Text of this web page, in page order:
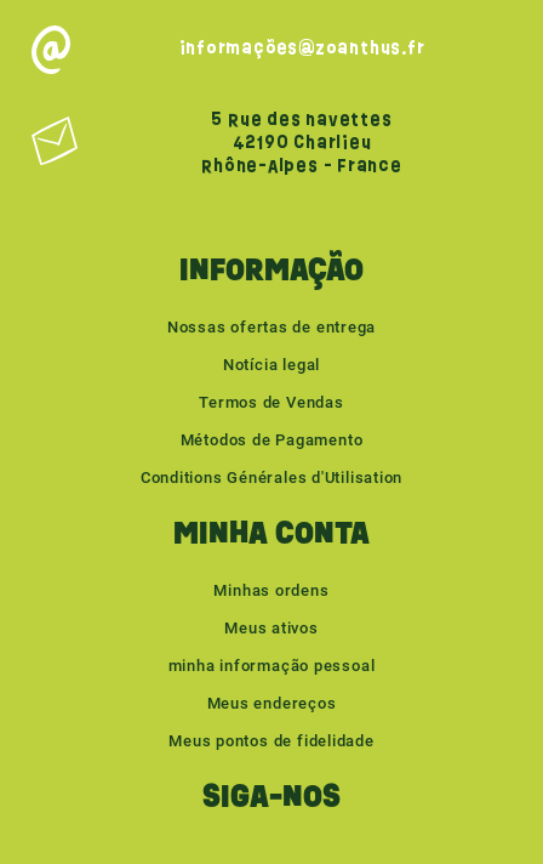
informações@zoanthus.fr
5 Rue des navettes
42190 Charlieu
Rhône-Alpes - France
INFORMAÇÃO
Nossas ofertas de entrega
Notícia legal
Termos de Vendas
Métodos de Pagamento
Conditions Générales d'Utilisation
MINHA CONTA
Minhas ordens
Meus ativos
minha informação pessoal
Meus endereços
Meus pontos de fidelidade
SIGA-NOS